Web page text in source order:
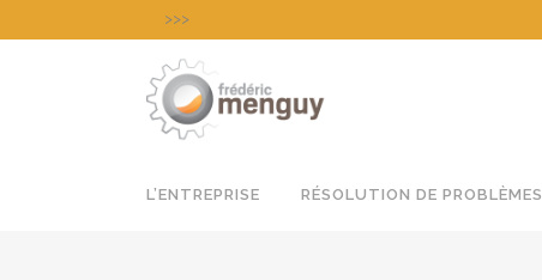
>>>
L’ENTREPRISE RÉSOLUTION DE PROBLÈMES